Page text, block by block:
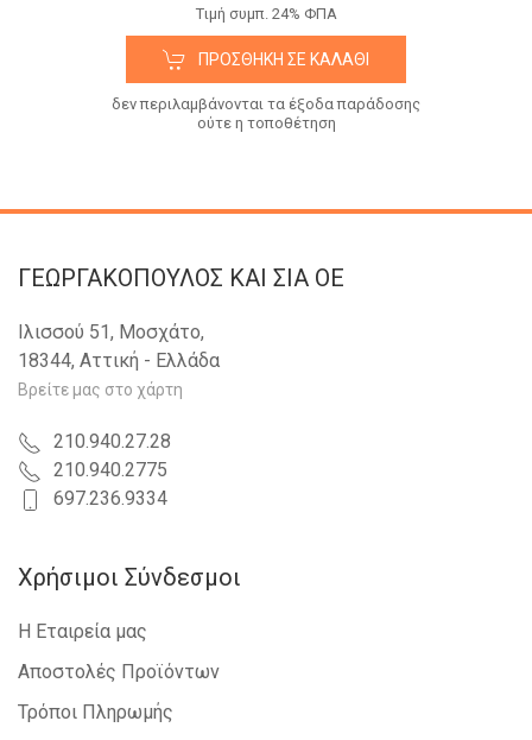
Tιμή συμπ. 24% ΦΠΑ
ΠΡΟΣΘΉΚΗ ΣΕ ΚΑΛΆΘΙ
δεν περιλαμβάνονται τα έξοδα παράδοσης
ούτε η τοποθέτηση
ΓΕΩΡΓΑΚΟΠΟΥΛΟΣ KAI ΣΙΑ OE
Ιλισσού 51, Μοσχάτο,
18344, Αττική - Ελλάδα
Βρείτε μας στο χάρτη
210.940.27.28
210.940.2775
697.236.9334
Χρήσιμοι Σύνδεσμοι
Η Εταιρεία μας
Αποστολές Προϊόντων
Τρόποι Πληρωμής